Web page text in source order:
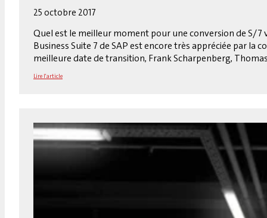
25 octobre 2017
Quel est le meilleur moment pour une conversion de S/7
Business Suite 7 de SAP est encore très appréciée par
meilleure date de transition, Frank Scharpenberg,
Lire l'article